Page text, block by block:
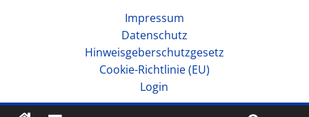
Impressum
Datenschutz
Hinweisgeberschutzgesetz
Cookie-Richtlinie (EU)
Login